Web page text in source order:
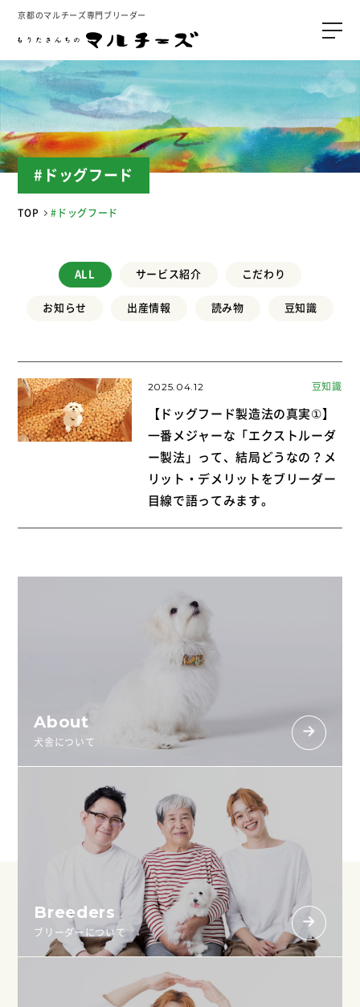
京都のマルチーズ専門ブリーダー
#ドッグフード
TOP #ドッグフード
ALL サービス紹介 こだわり
お知らせ 出産情報 読み物 豆知識
2025.04.12 豆知識
【ドッグフード製造法の真実①】
一番メジャーな「エクストルーダ
ー製法」って、結局どうなの？メ
リット・デメリットをブリーダー
目線で語ってみます。
About
犬舎について
Breeders
ブリーダーについて